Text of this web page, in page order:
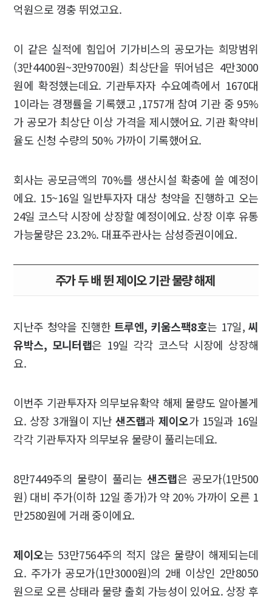
억원으로 껑충 뛰었고요.
이 같은 실적에 힘입어 기가비스의 공모가는 희망범위
(3만4400원~3만9700원) 최상단을 뛰어넘은 4만3000
원에 확정했는데요. 기관투자자 수요예측에서 1670대
1이라는 경쟁률을 기록했고 ,1757개 참여 기관 중 95%
가 공모가 최상단 이상 가격을 제시했어요. 기관 확약비
율도 신청 수량의 50% 가까이 기록했어요.
회사는 공모금액의 70%를 생산시설 확충에 쓸 예정이
에요. 15~16일 일반투자자 대상 청약을 진행하고 오는
24일 코스닥 시장에 상장할 예정이에요. 상장 이후 유통
가능물량은 23.2%. 대표주관사는 삼성증권이에요.
주가 두 배 뛴 제이오 기관 물량 해제
지난주 청약을 진행한 트루엔, 키움스팩8호는 17일,씨
유박스, 모니터랩은 19일 각각 코스닥 시장에 상장해
요.
이번주 기관투자자 의무보유확약 해제 물량도 알아볼게
요. 상장 3개월이 지난 샌즈랩과제이오가 15일과 16일
각각 기관투자자 의무보유 물량이 풀리는데요.
8만7449주의 물량이 풀리는샌즈랩은 공모가(1만500
원) 대비 주가(이하 12일 종가)가 약 20% 가까이 오른 1
만2580원에 거래 중이에요.
제이오는 53만7564주의 적지 않은 물량이 해제되는데
요. 주가가 공모가(1만3000원)의 2배 이상인 2만8050
원으로 오른 상태라 물량 출회 가능성이 있어요. 상장 후